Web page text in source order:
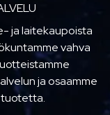
ja laitekaupoista
vahva
ja osaamme
tuotetta.